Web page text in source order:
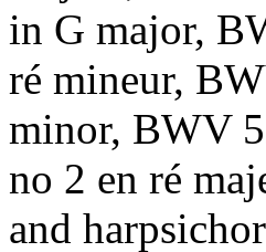
in G major,
ré mineur,
minor, BWV
no 2 en ré
and